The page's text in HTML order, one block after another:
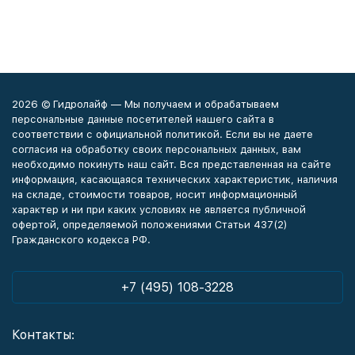
2026 © Гидролайф — Мы получаем и обрабатываем
персональные данные посетителей нашего сайта в
соответствии с официальной политикой. Если вы не даете
согласия на обработку своих персональных данных, вам
необходимо покинуть наш сайт. Вся представленная на сайте
информация, касающаяся технических характеристик, наличия
на складе, стоимости товаров, носит информационный
характер и ни при каких условиях не является публичной
офертой, определяемой положениями Статьи 437(2)
Гражданского кодекса РФ.
+7 (495) 108-3228
Контакты: